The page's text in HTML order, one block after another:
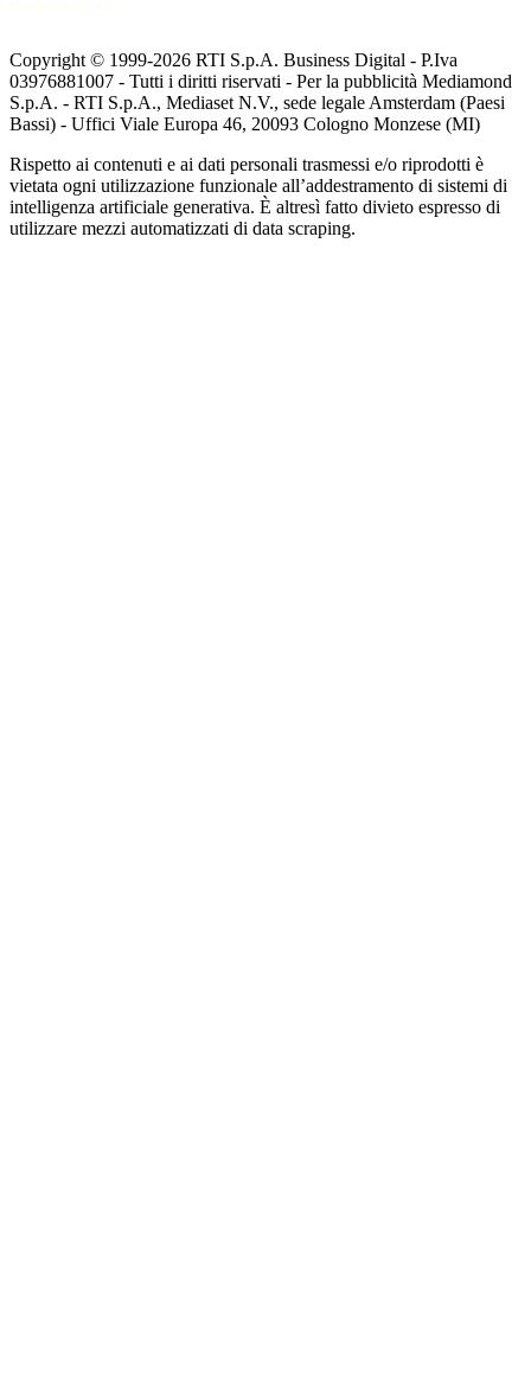
Copyright © 1999-2026 RTI S.p.A. Business Digital - P.Iva
03976881007 - Tutti i diritti riservati - Per la pubblicità Mediamond
S.p.A. - RTI S.p.A., Mediaset N.V., sede legale Amsterdam (Paesi
Bassi) - Uffici Viale Europa 46, 20093 Cologno Monzese (MI)
Rispetto ai contenuti e ai dati personali trasmessi e/o riprodotti è
vietata ogni utilizzazione funzionale all’addestramento di sistemi di
intelligenza artificiale generativa. È altresì fatto divieto espresso di
utilizzare mezzi automatizzati di data scraping.